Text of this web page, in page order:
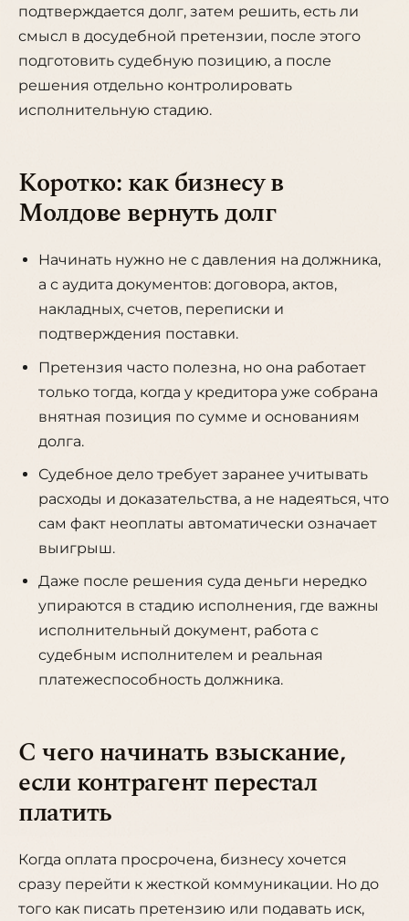
подтверждается долг, затем решить, есть ли
смысл в досудебной претензии, после этого
подготовить судебную позицию, а после
решения отдельно контролировать
исполнительную стадию.
Коротко: как бизнесу в
Молдове вернуть долг
Начинать нужно не с давления на должника,
а с аудита документов: договора, актов,
накладных, счетов, переписки и
подтверждения поставки.
Претензия часто полезна, но она работает
только тогда, когда у кредитора уже собрана
внятная позиция по сумме и основаниям
долга.
Судебное дело требует заранее учитывать
расходы и доказательства, а не надеяться, что
сам факт неоплаты автоматически означает
выигрыш.
Даже после решения суда деньги нередко
упираются в стадию исполнения, где важны
исполнительный документ, работа с
судебным исполнителем и реальная
платежеспособность должника.
С чего начинать взыскание,
если контрагент перестал
платить
Когда оплата просрочена, бизнесу хочется
сразу перейти к жесткой коммуникации. Но до
того как писать претензию или подавать иск,